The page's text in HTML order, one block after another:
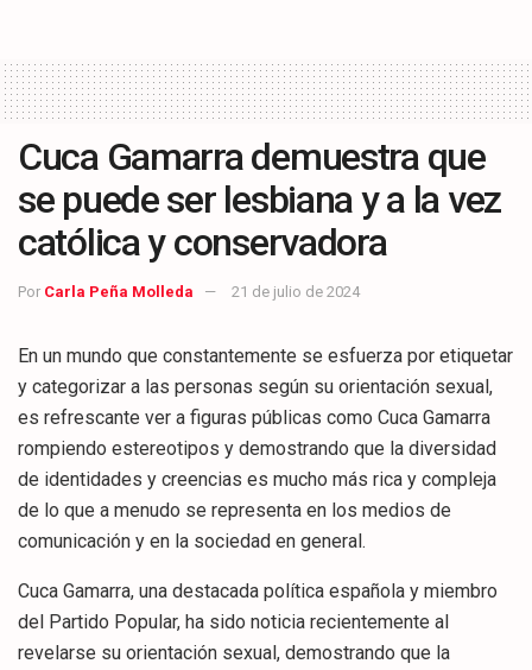
Cuca Gamarra demuestra que
se puede ser lesbiana y a la vez
católica y conservadora
Por Carla Peña Molleda 21 de julio de 2024
En un mundo que constantemente se esfuerza por etiquetar
y categorizar a las personas según su orientación sexual,
es refrescante ver a figuras públicas como Cuca Gamarra
rompiendo estereotipos y demostrando que la diversidad
de identidades y creencias es mucho más rica y compleja
de lo que a menudo se representa en los medios de
comunicación y en la sociedad en general.
Cuca Gamarra, una destacada política española y miembro
del Partido Popular, ha sido noticia recientemente al
revelarse su orientación sexual, demostrando que la